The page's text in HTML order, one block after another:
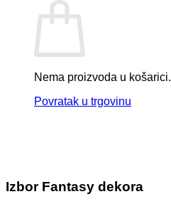
Nema proizvoda u košarici.
Povratak u trgovinu
Izbor Fantasy dekora